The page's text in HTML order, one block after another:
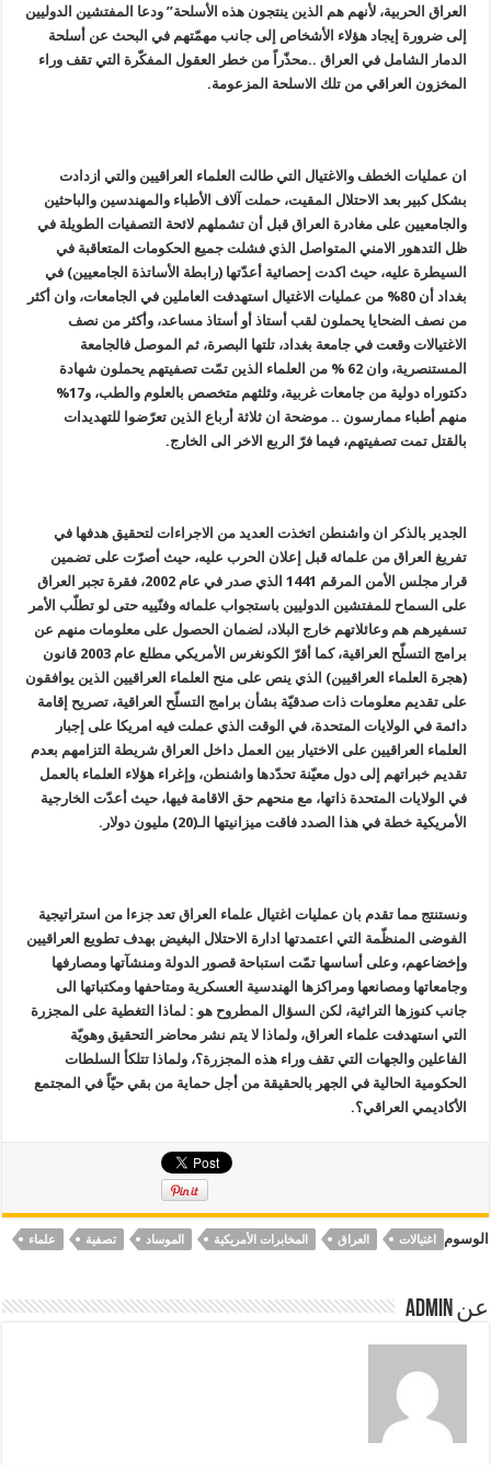
العراق الحربية، لأنهم هم الذين ينتجون هذه الأسلحة” ودعا المفتشين الدوليين
إلى ضرورة إيجاد هؤلاء الأشخاص إلى جانب مهمّتهم في البحث عن أسلحة
الدمار الشامل في العراق ..محذّراً من خطر العقول المفكّرة التي تقف وراء
المخزون العراقي من تلك الاسلحة المزعومة.
ان عمليات الخطف والاغتيال التي طالت العلماء العراقيين والتي ازدادت
بشكل كبير بعد الاحتلال المقيت، حملت آلاف الأطباء والمهندسين والباحثين
والجامعيين على مغادرة العراق قبل أن تشملهم لائحة التصفيات الطويلة في
ظل التدهور الامني المتواصل الذي فشلت جميع الحكومات المتعاقبة في
السيطرة عليه، حيث اكدت إحصائية أعدّتها (رابطة الأساتذة الجامعيين) في
بغداد أن 80% من عمليات الاغتيال استهدفت العاملين في الجامعات، وان أكثر
من نصف الضحايا يحملون لقب أستاذ أو أستاذ مساعد، وأكثر من نصف
الاغتيالات وقعت في جامعة بغداد، تلتها البصرة، ثم الموصل فالجامعة
المستنصرية، وان 62 % من العلماء الذين تمّت تصفيتهم يحملون شهادة
دكتوراه دولية من جامعات غربية، وثلثهم متخصص بالعلوم والطب، و17%
منهم أطباء ممارسون .. موضحة ان ثلاثة أرباع الذين تعرّضوا للتهديدات
بالقتل تمت تصفيتهم، فيما فرّ الربع الاخر الى الخارج.
الجدير بالذكر ان واشنطن اتخذت العديد من الاجراءات لتحقيق هدفها في
تفريغ العراق من علمائه قبل إعلان الحرب عليه، حيث أصرّت على تضمين
قرار مجلس الأمن المرقم 1441 الذي صدر في عام 2002، فقرة تجبر العراق
على السماح للمفتشين الدوليين باستجواب علمائه وفنّييه حتى لو تطلّب الأمر
تسفيرهم هم وعائلاتهم خارج البلاد، لضمان الحصول على معلومات منهم عن
برامج التسلّح العراقية، كما أقرّ الكونغرس الأمريكي مطلع عام 2003 قانون
(هجرة العلماء العراقيين) الذي ينص على منح العلماء العراقيين الذين يوافقون
على تقديم معلومات ذات صدقيّة بشأن برامج التسلّح العراقية، تصريح إقامة
دائمة في الولايات المتحدة، في الوقت الذي عملت فيه امريكا على إجبار
العلماء العراقيين على الاختيار بين العمل داخل العراق شريطة التزامهم بعدم
تقديم خبراتهم إلى دول معيّنة تحدّدها واشنطن، وإغراء هؤلاء العلماء بالعمل
في الولايات المتحدة ذاتها، مع منحهم حق الاقامة فيها، حيث أعدّت الخارجية
الأمريكية خطة في هذا الصدد فاقت ميزانيتها الـ(20) مليون دولار.
ونستنتج مما تقدم بان عمليات اغتيال علماء العراق تعد جزءا من استراتيجية
الفوضى المنظّمة التي اعتمدتها ادارة الاحتلال البغيض بهدف تطويع العراقيين
وإخضاعهم، وعلى أساسها تمّت استباحة قصور الدولة ومنشآتها ومصارفها
وجامعاتها ومصانعها ومراكزها الهندسية العسكرية ومتاحفها ومكتباتها الى
جانب كنوزها التراثية، لكن السؤال المطروح هو : لماذا التغطية على المجزرة
التي استهدفت علماء العراق، ولماذا لا يتم نشر محاضر التحقيق وهويّة
الفاعلين والجهات التي تقف وراء هذه المجزرة؟، ولماذا تتلكأ السلطات
الحكومية الحالية في الجهر بالحقيقة من أجل حماية من بقي حيّاً في المجتمع
الأكاديمي العراقي؟.
الوسوم اغتيالات العراق المخابرات الأمريكية الموساد تصفية علماء
عن Admin